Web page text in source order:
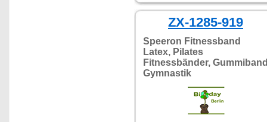
ZX-1285-919
Speeron Fitnessband
Latex, Pilates
Fitnessbänder,
Gymnastik